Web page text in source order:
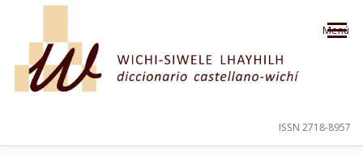
Saltar al contenido
Menú
ISSN 2718-8957